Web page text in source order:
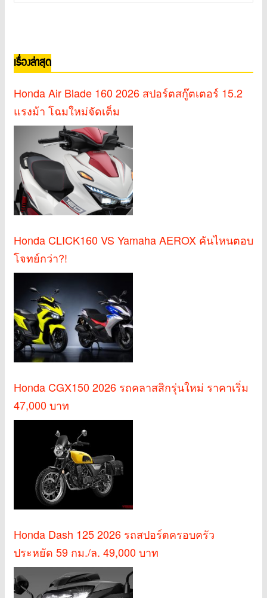
เรื่องล่าสุด
Honda Air Blade 160 2026 สปอร์ตสกู๊ตเตอร์ 15.2
แรงม้า โฉมใหม่จัดเต็ม
Honda CLICK160 VS Yamaha AEROX คันไหนตอบ
โจทย์กว่า?!
Honda CGX150 2026 รถคลาสสิกรุ่นใหม่ ราคาเริ่ม
47,000 บาท
Honda Dash 125 2026 รถสปอร์ตครอบครัว
ประหยัด 59 กม./ล. 49,000 บาท